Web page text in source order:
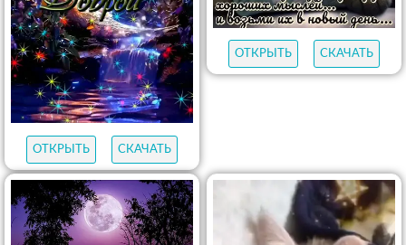
ОТКРЫТЬ СКАЧАТЬ
ОТКРЫТЬ СКАЧАТЬ